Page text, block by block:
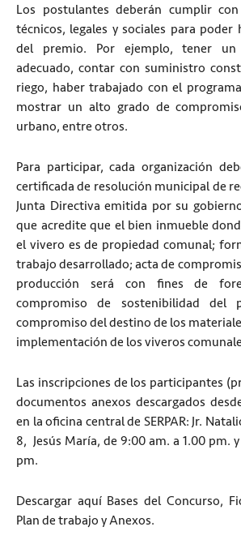
Los postulantes deberán cumplir
técnicos, legales y sociales para poder
del premio. Por ejemplo, tener un
adecuado, contar con suministro
riego, haber trabajado con el
mostrar un alto grado de
urbano, entre otros.
Para participar, cada organización
certificada de resolución municipal de
Junta Directiva emitida por su
que acredite que el bien inmueble
el vivero es de propiedad comunal;
trabajo desarrollado; acta de
producción será con fines de
compromiso de sostenibilidad del
compromiso del destino de los
implementación de los viveros
Las inscripciones de los participantes
documentos anexos descargados
en la oficina central de SERPAR: Jr.
8, Jesús María, de 9:00 am. a 1.00 pm.
pm.
Descargar aquí Bases del Concurso,
Plan de trabajo y Anexos.